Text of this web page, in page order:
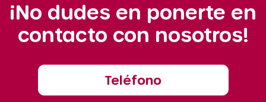
¡No dudes en ponerte en
contacto con nosotros!
Teléfono